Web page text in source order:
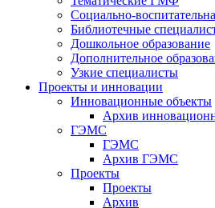
Социально-
Библиотечные
Дошкольное образование
Дополнительное
Узкие специалисты
Проекты и инновации
Инновационные объекты
Архив
ГЭМС
ГЭМС
Архив ГЭМС
Проекты
Проекты
Архив